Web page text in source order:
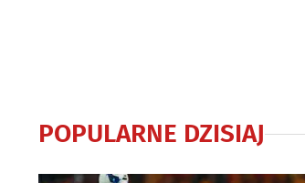
POPULARNE DZISIAJ